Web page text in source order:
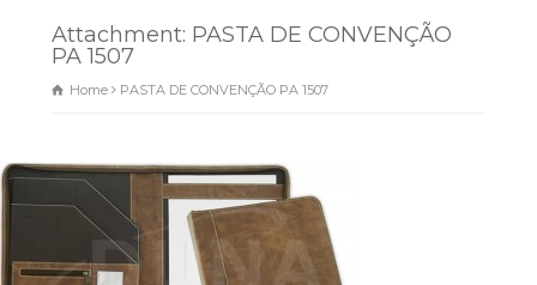
Attachment: PASTA DE CONVENÇÃO
PA 1507
Home PASTA DE CONVENÇÃO PA 1507